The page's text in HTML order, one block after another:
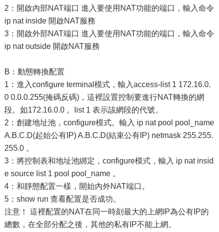
2：開啟內部NAT端口 進入要使用NAT功能的端口，輸入命令
ip nat inside 開啟NAT服務
3：開啟外部NAT端口 進入要使用NAT功能的端口，輸入命令
ip nat outside 開啟NAT服務
B：動態轉換配置
1：進入configure terminal模式，輸入access-list 1 172.16.0.
0 0.0.0.255(掩碼反碼)，這裡設置控制要進行NAT轉換的網
段。如172.16.0.0 。list 1 表示該網段的代號。
2：創建地址池，configure模式。輸入 ip nat pool pool_name
A.B.C.D(起始公有IP) A.B.C.D(結束公有IP) netmask 255.255.
255.0 。
3：將控制表和地址池綁定，configure模式，輸入 ip nat insid
e source list 1 pool pool_name 。
4：和靜態配置一樣，開始內外NAT端口。
5：show run 查看配置是否成功。
注意！ 這裡配置的NAT在同一時刻最大的上網IP為公有IP的
總數，在全部分配之後，其他的私有IP不能上網。